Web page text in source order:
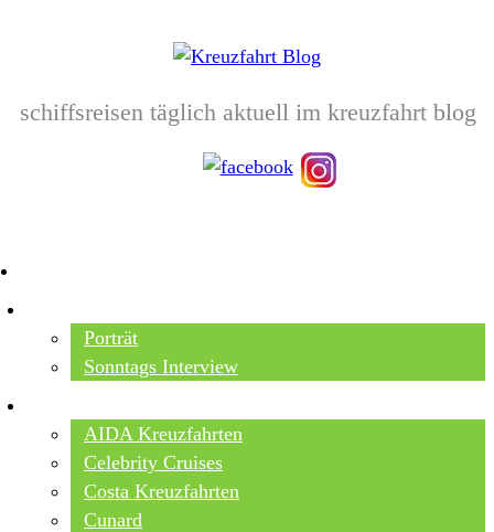
schiffsreisen täglich aktuell im kreuzfahrt blog
Porträt
Sonntags Interview
AIDA Kreuzfahrten
Celebrity Cruises
Costa Kreuzfahrten
Cunard